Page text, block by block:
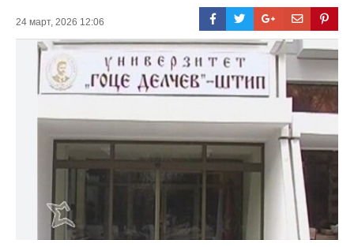
24 март, 2026 12:06